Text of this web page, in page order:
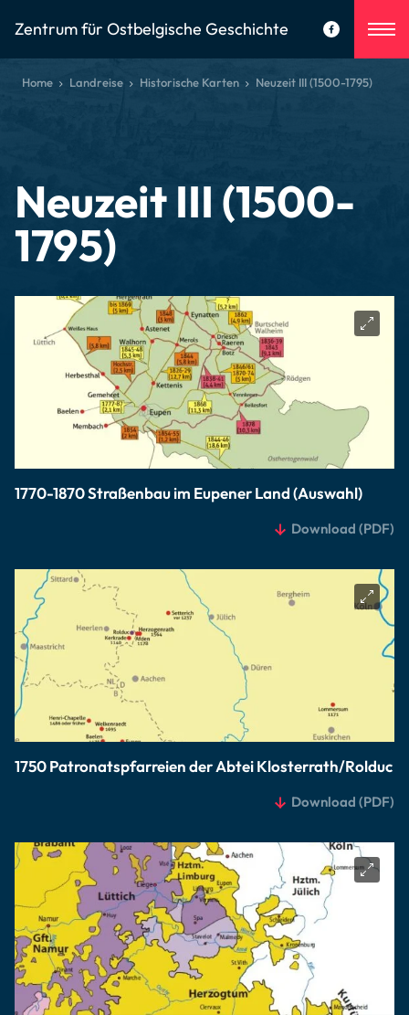
Zentrum für Ostbelgische Geschichte
Home Landreise Historische Karten Neuzeit III (1500-1795)
Neuzeit III (1500-
1795)
1770-1870 Straßenbau im Eupener Land (Auswahl)
Download (PDF)
1750 Patronatspfarreien der Abtei Klosterrath/Rolduc
Download (PDF)